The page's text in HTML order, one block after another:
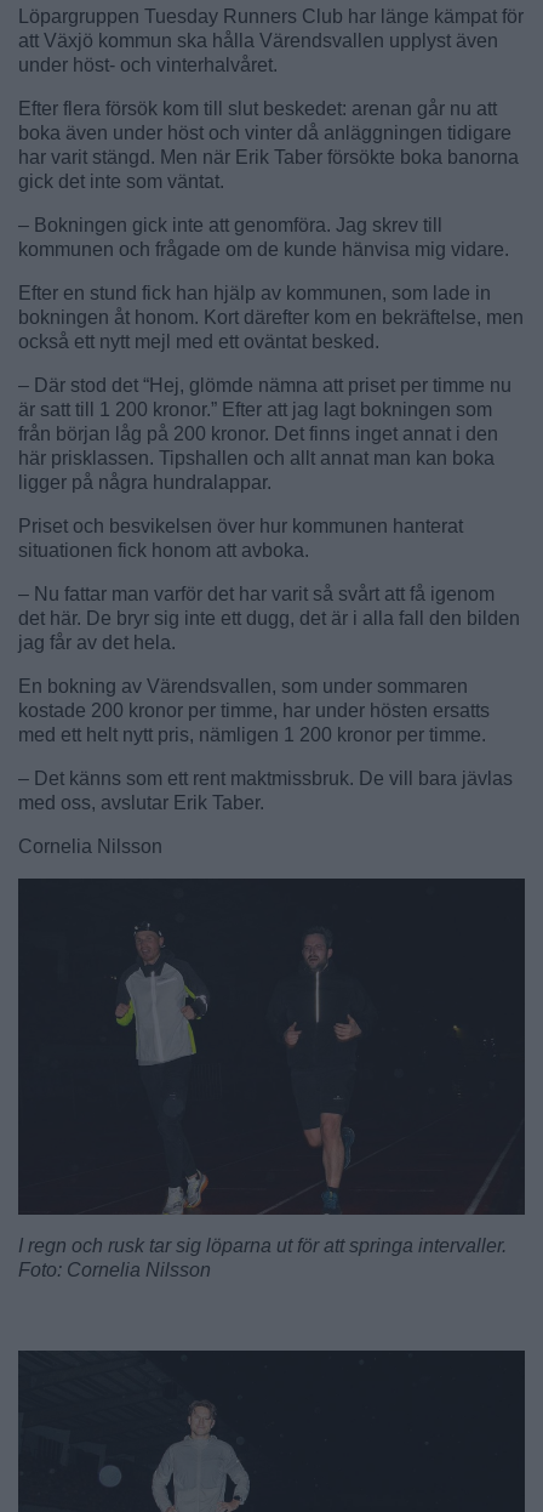
Löpargruppen Tuesday Runners Club har länge kämpat för
att Växjö kommun ska hålla Värendsvallen upplyst även
under höst- och vinterhalvåret.
Efter flera försök kom till slut beskedet: arenan går nu att
boka även under höst och vinter då anläggningen tidigare
har varit stängd. Men när Erik Taber försökte boka banorna
gick det inte som väntat.
– Bokningen gick inte att genomföra. Jag skrev till
kommunen och frågade om de kunde hänvisa mig vidare.
Efter en stund fick han hjälp av kommunen, som lade in
bokningen åt honom. Kort därefter kom en bekräftelse, men
också ett nytt mejl med ett oväntat besked.
– Där stod det “Hej, glömde nämna att priset per timme nu
är satt till 1 200 kronor.” Efter att jag lagt bokningen som
från början låg på 200 kronor. Det finns inget annat i den
här prisklassen. Tipshallen och allt annat man kan boka
ligger på några hundralappar.
Priset och besvikelsen över hur kommunen hanterat
situationen fick honom att avboka.
– Nu fattar man varför det har varit så svårt att få igenom
det här. De bryr sig inte ett dugg, det är i alla fall den bilden
jag får av det hela.
En bokning av Värendsvallen, som under sommaren
kostade 200 kronor per timme, har under hösten ersatts
med ett helt nytt pris, nämligen 1 200 kronor per timme.
– Det känns som ett rent maktmissbruk. De vill bara jävlas
med oss, avslutar Erik Taber.
Cornelia Nilsson
I regn och rusk tar sig löparna ut för att springa intervaller.
Foto: Cornelia Nilsson